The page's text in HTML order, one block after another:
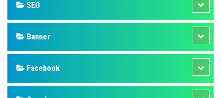
SEO
Banner
Facebook